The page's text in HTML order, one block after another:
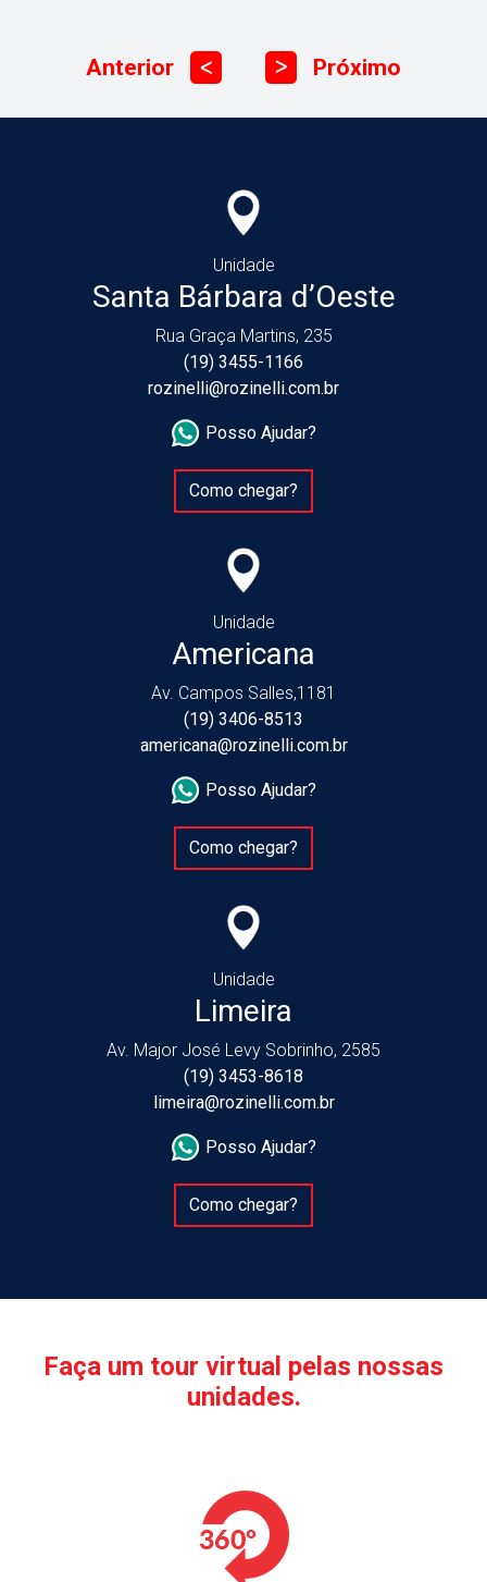
Anterior ᐳ ᐳ Próximo
Unidade
Santa Bárbara d’Oeste
Rua Graça Martins, 235
(19) 3455-1166
rozinelli@rozinelli.com.br
Posso Ajudar?
Como chegar?
Unidade
Americana
Av. Campos Salles,1181
(19) 3406-8513
americana@rozinelli.com.br
Posso Ajudar?
Como chegar?
Unidade
Limeira
Av. Major José Levy Sobrinho, 2585
(19) 3453-8618
limeira@rozinelli.com.br
Posso Ajudar?
Como chegar?
Faça um tour virtual pelas nossas
unidades.